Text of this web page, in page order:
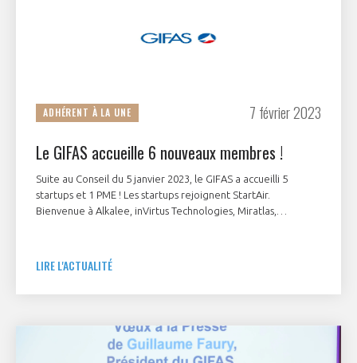
ADHÉRENT À LA UNE 7 février 2023
Le GIFAS accueille 6 nouveaux membres !
Suite au Conseil du 5 janvier 2023, le GIFAS a accueilli 5
startups et 1 PME ! Les startups rejoignent StartAir.
Bienvenue à Alkalee, inVirtus Technologies, Miratlas,
LIRE L'ACTUALITÉ